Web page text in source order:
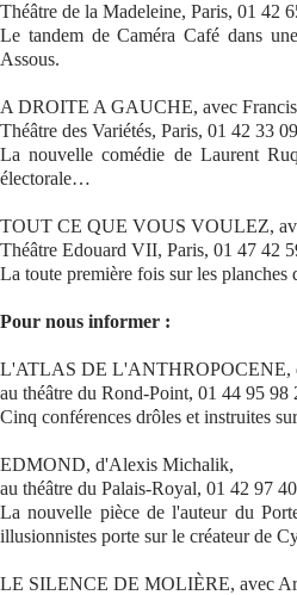
Théâtre de la Madeleine, Paris, 01 42
Le tandem de Caméra Café dans
Assous.
A DROITE A GAUCHE, avec Francis
Théâtre des Variétés, Paris, 01 42 33
La nouvelle comédie de Laurent
électorale…
TOUT CE QUE VOUS VOULEZ,
Théâtre Edouard VII, Paris, 01 47 42
La toute première fois sur les
Pour nous informer :
L'ATLAS DE L'ANTHROPOCENE,
au théâtre du Rond-Point, 01 44 95 98
Cinq conférences drôles et instruites
EDMOND, d'Alexis Michalik,
au théâtre du Palais-Royal, 01 42 97
La nouvelle pièce de l'auteur du
illusionnistes porte sur le créateur de
LE SILENCE DE MOLIÈRE, avec